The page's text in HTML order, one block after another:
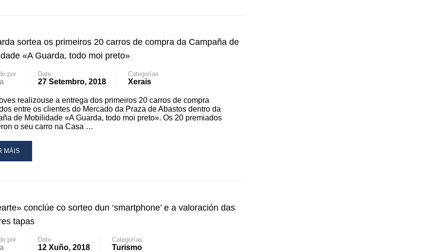
sortea os primeiros 20 carros de compra da Campaña de
«A Guarda, todo moi preto»
por Date
27 Setembro, 2018
Categorías
Xerais
realizouse a entrega dos primeiros 20 carros de compra
entre os clientes do Mercado da Praza de Abastos dentro da
de Mobilidade «A Guarda, todo moi preto». Os 20 premiados
o seu carro na Casa …
MÁIS
conclúe co sorteo dun ‘smartphone’ e a valoración das
tapas
por Date
12 Xuño, 2018
Categorías
Turismo